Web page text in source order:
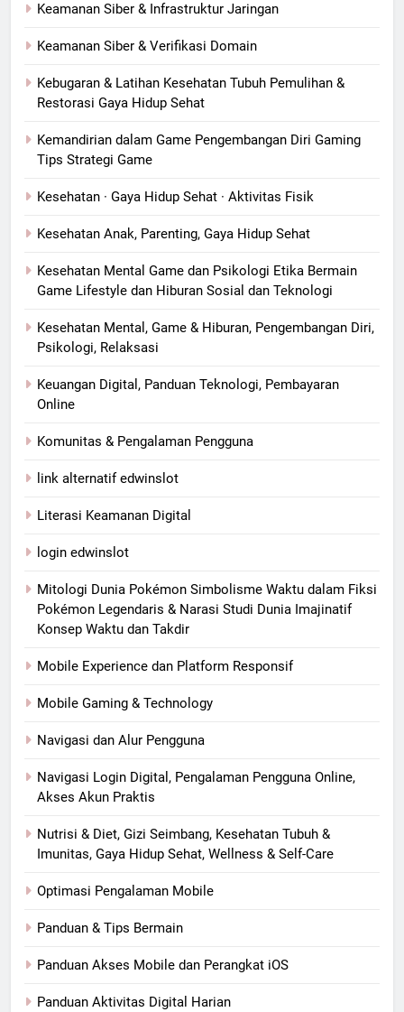
Keamanan Siber & Infrastruktur Jaringan
Keamanan Siber & Verifikasi Domain
Kebugaran & Latihan Kesehatan Tubuh Pemulihan &
Restorasi Gaya Hidup Sehat
Kemandirian dalam Game Pengembangan Diri Gaming
Tips Strategi Game
Kesehatan · Gaya Hidup Sehat · Aktivitas Fisik
Kesehatan Anak, Parenting, Gaya Hidup Sehat
Kesehatan Mental Game dan Psikologi Etika Bermain
Game Lifestyle dan Hiburan Sosial dan Teknologi
Kesehatan Mental, Game & Hiburan, Pengembangan Diri,
Psikologi, Relaksasi
Keuangan Digital, Panduan Teknologi, Pembayaran
Online
Komunitas & Pengalaman Pengguna
link alternatif edwinslot
Literasi Keamanan Digital
login edwinslot
Mitologi Dunia Pokémon Simbolisme Waktu dalam Fiksi
Pokémon Legendaris & Narasi Studi Dunia Imajinatif
Konsep Waktu dan Takdir
Mobile Experience dan Platform Responsif
Mobile Gaming & Technology
Navigasi dan Alur Pengguna
Navigasi Login Digital, Pengalaman Pengguna Online,
Akses Akun Praktis
Nutrisi & Diet, Gizi Seimbang, Kesehatan Tubuh &
Imunitas, Gaya Hidup Sehat, Wellness & Self-Care
Optimasi Pengalaman Mobile
Panduan & Tips Bermain
Panduan Akses Mobile dan Perangkat iOS
Panduan Aktivitas Digital Harian